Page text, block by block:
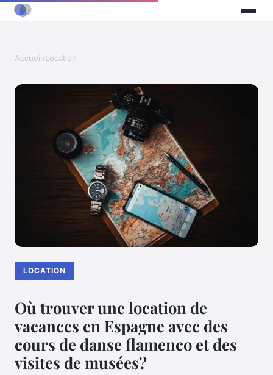
Accueil›Location
LOCATION
Où trouver une location de
vacances en Espagne avec des
cours de danse flamenco et des
visites de musées?